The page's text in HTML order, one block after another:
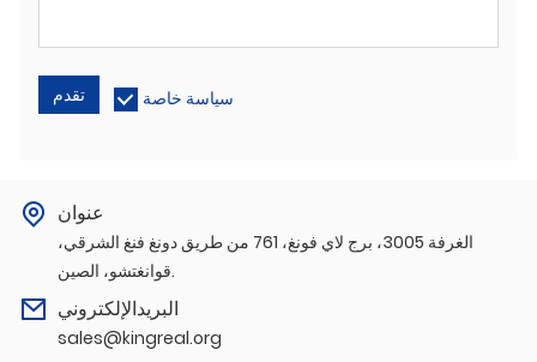
تقدم سياسة خاصة
عنوان
الغرفة 3005، برج لاي فونغ، 761 من طريق دونغ فنغ الشرقي،
قوانغتشو، الصين.
البريدالإلكتروني
sales@kingreal.org